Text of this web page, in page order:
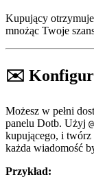
Kupujący
mnożąc Twoje
✉️
Możesz w pełni
panelu Dotb. Użyj
kupującego, i twórz
każda wiadomość
Przykład: